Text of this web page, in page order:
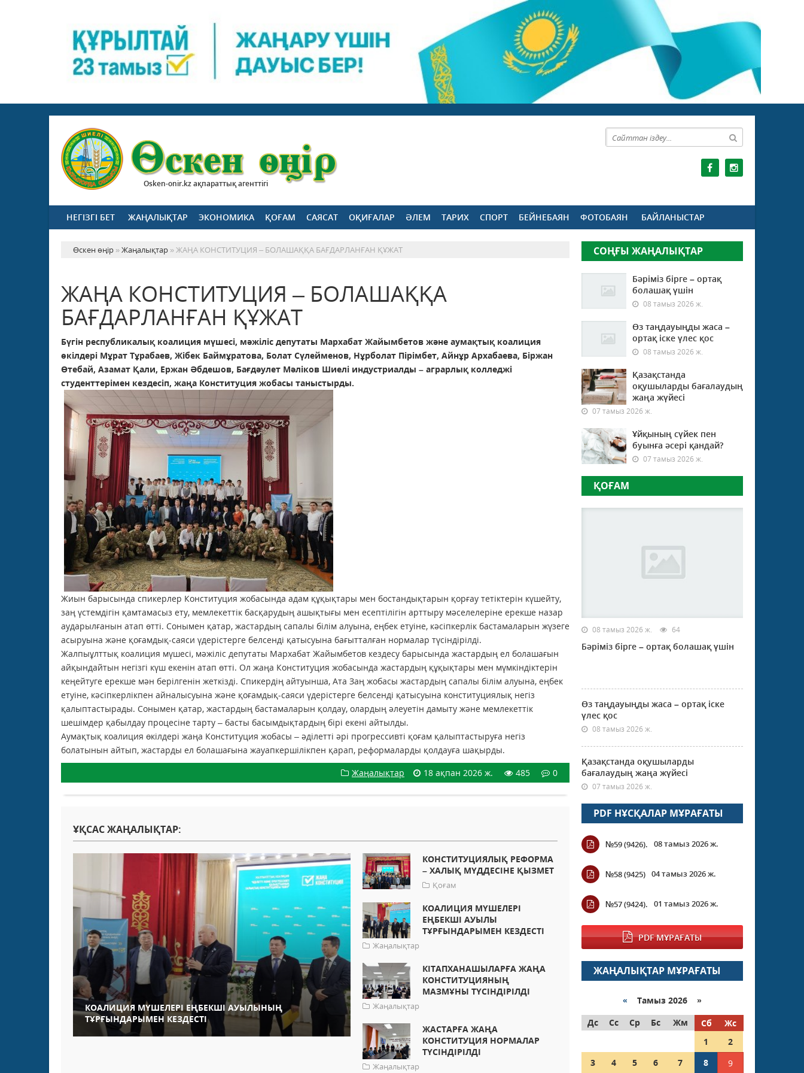
Osken-onir.kz ақпараттық агенттігі
НЕГІЗГІ БЕТ ЖАҢАЛЫҚТАР ЭКОНОМИКА ҚОҒАМ САЯСАТ ОҚИҒАЛАР ӘЛЕМ ТАРИХ СПОРТ БЕЙНЕБАЯН ФОТОБАЯН БАЙЛАНЫСТАР
Өскен өңір »Жаңалықтар » ЖАҢА КОНСТИТУЦИЯ – БОЛАШАҚҚА БАҒДАРЛАНҒАН ҚҰЖАТ
ЖАҢА КОНСТИТУЦИЯ – БОЛАШАҚҚА
БАҒДАРЛАНҒАН ҚҰЖАТ
Бүгін республикалық коалиция мүшесі, мәжіліс депутаты Мархабат Жайымбетов және аумақтық коалиция
өкілдері Мұрат Тұрабаев, Жібек Баймұратова, Болат Сүлейменов, Нұрболат Пірімбет, Айнұр Архабаева, Біржан
Өтебай, Азамат Қали, Ержан Әбдешов, Бағдәулет Мәліков Шиелі индустриалды – аграрлық колледжі
студенттерімен кездесіп, жаңа Конституция жобасы таныстырды.
Жиын барысында спикерлер Конституция жобасында адам құқықтары мен бостандықтарын қорғау тетіктерін күшейту,
заң үстемдігін қамтамасыз ету, мемлекеттік басқарудың ашықтығы мен есептілігін арттыру мәселелеріне ерекше назар
аударылғанын атап өтті. Сонымен қатар, жастардың сапалы білім алуына, еңбек етуіне, кәсіпкерлік бастамаларын жүзеге
асыруына және қоғамдық-саяси үдерістерге белсенді қатысуына бағытталған нормалар түсіндірілді.
Жалпыұлттық коалиция мүшесі, мәжіліс депутаты Мархабат Жайымбетов кездесу барысында жастардың ел болашағын
айқындайтын негізгі күш екенін атап өтті. Ол жаңа Конституция жобасында жастардың құқықтары мен мүмкіндіктерін
кеңейтуге ерекше мән берілгенін жеткізді. Спикердің айтуынша, Ата Заң жобасы жастардың сапалы білім алуына, еңбек
етуіне, кәсіпкерлікпен айналысуына және қоғамдық-саяси үдерістерге белсенді қатысуына конституциялық негіз
қалыптастырады. Сонымен қатар, жастардың бастамаларын қолдау, олардың әлеуетін дамыту және мемлекеттік
шешімдер қабылдау процесіне тарту – басты басымдықтардың бірі екені айтылды.
Аумақтық коалиция өкілдері жаңа Конституция жобасы – әділетті әрі прогрессивті қоғам қалыптастыруға негіз
болатынын айтып, жастарды ел болашағына жауапкершілікпен қарап, реформаларды қолдауға шақырды.
Жаңалықтар
18 ақпан 2026 ж. 485 0
ҰҚСАС ЖАҢАЛЫҚТАР:
КОАЛИЦИЯ МҮШЕЛЕРІ ЕҢБЕКШІ АУЫЛЫНЫҢ
ТҰРҒЫНДАРЫМЕН КЕЗДЕСТІ
КОНСТИТУЦИЯЛЫҚ РЕФОРМА
– ХАЛЫҚ МҮДДЕСІНЕ ҚЫЗМЕТ
Қоғам
КОАЛИЦИЯ МҮШЕЛЕРІ
ЕҢБЕКШІ АУЫЛЫ
ТҰРҒЫНДАРЫМЕН КЕЗДЕСТІ
Жаңалықтар
КІТАПХАНАШЫЛАРҒА ЖАҢА
КОНСТИТУЦИЯНЫҢ
МАЗМҰНЫ ТҮСІНДІРІЛДІ
Жаңалықтар
ЖАСТАРҒА ЖАҢА
КОНСТИТУЦИЯ НОРМАЛАР
ТҮСІНДІРІЛДІ
Жаңалықтар
СОҢҒЫ ЖАҢАЛЫҚТАР
Бәріміз бірге – ортақ
болашақ үшін
08 тамыз 2026 ж.
Өз таңдауыңды жаса –
ортақ іске үлес қос
08 тамыз 2026 ж.
Қазақстанда
оқушыларды бағалаудың
жаңа жүйесі
07 тамыз 2026 ж.
Ұйқының сүйек пен
буынға әсері қандай?
07 тамыз 2026 ж.
ҚОҒАМ
08 тамыз 2026 ж. 64
Бәріміз бірге – ортақ болашақ үшін
Өз таңдауыңды жаса – ортақ іске
үлес қос
08 тамыз 2026 ж.
Қазақстанда оқушыларды
бағалаудың жаңа жүйесі
07 тамыз 2026 ж.
PDF НҰСҚАЛАР МҰРАҒАТЫ
№59 (9426). 08 тамыз 2026 ж.
№58 (9425) 04 тамыз 2026 ж.
№57 (9424). 01 тамыз 2026 ж.
PDF МҰРАҒАТЫ
ЖАҢАЛЫҚТАР МҰРАҒАТЫ
« Тамыз 2026 »
Дс
Сс Ср Бс Жм Сб
Жс
1
2
3
4 5 6 7 8 9